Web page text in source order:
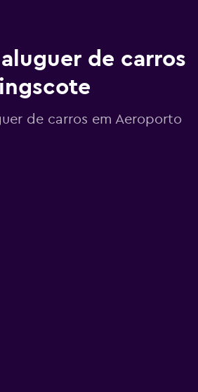
de carros
de carros em Aeroporto